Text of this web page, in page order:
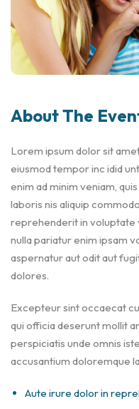
About The
Lorem ipsum dolor sit
eiusmod tempor inc idid
enim ad minim veniam,
laboris nis aliquip
reprehenderit in voluptate
nulla pariatur enim ipsam
aspernatur aut odit aut
dolores.
Excepteur sint occaecat
qui officia deserunt mollit
perspiciatis unde omnis
accusantium doloremque
Aute irure dolor in
Remember me